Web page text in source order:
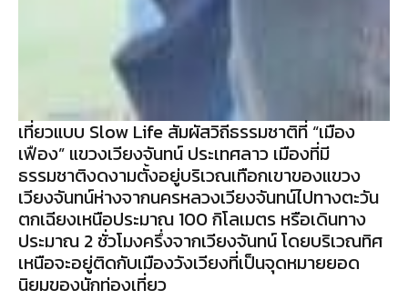
เที่ยวแบบ Slow Life สัมผัสวิถีธรรมชาติที่ “เมือง
เฟือง” แขวงเวียงจันทน์ ประเทศลาว เมืองที่มี
ธรรมชาติงดงามตั้งอยู่บริเวณเทือกเขาของแขวง
เวียงจันทน์ห่างจากนครหลวงเวียงจันทน์ไปทางตะวัน
ตกเฉียงเหนือประมาณ 100 กิโลเมตร หรือเดินทาง
ประมาณ 2 ชั่วโมงครึ่งจากเวียงจันทน์ โดยบริเวณทิศ
เหนือจะอยู่ติดกับเมืองวังเวียงที่เป็นจุดหมายยอด
นิยมของนักท่องเที่ยว